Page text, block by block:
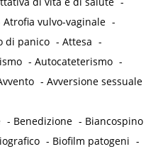
Atrofia vulvo-vaginale -
di panico -Attesa -
-Autocateterismo -
-Avversione sessuale
- Benedizione - Biancospino
- Biofilm patogeni -